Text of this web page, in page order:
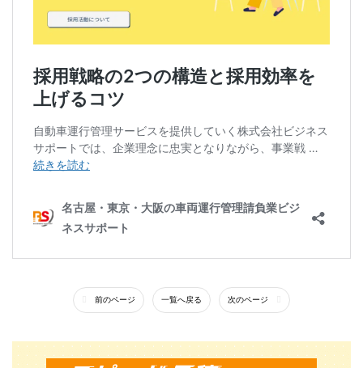
前のページ 一覧へ戻る 次のページ